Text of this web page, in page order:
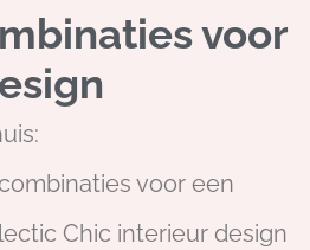
voor
voor een
Chic interieur design